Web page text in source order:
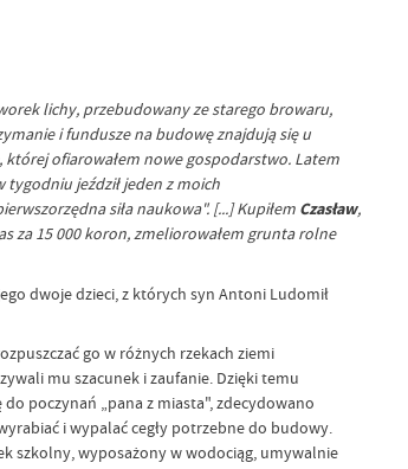
lichy, przebudowany ze starego browaru,
i fundusze na budowę znajdują się u
której ofiarowałem nowe gospodarstwo. Latem
tygodniu jeździł jeden z moich
siła naukowa". [...] Kupiłem Czasław,
za 15 000 koron, zmeliorowałem grunta rolne
dwoje dzieci, z których syn Antoni Ludomił
go w różnych rzekach ziemi
mu szacunek i zaufanie. Dzięki temu
poczynań „pana z miasta", zdecydowano
i wypalać cegły potrzebne do budowy.
szkolny, wyposażony w wodociąg, umywalnie